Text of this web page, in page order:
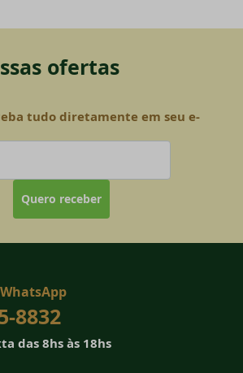
ofertas
tudo diretamente em seu e-
Quero receber
8832
das 8hs às 18hs